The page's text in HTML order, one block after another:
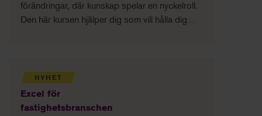
förändringar, där kunskap spelar en nyckelroll.
Den här kursen hjälper dig som vill hålla dig
NYHET
Excel för
fastighetsbranschen